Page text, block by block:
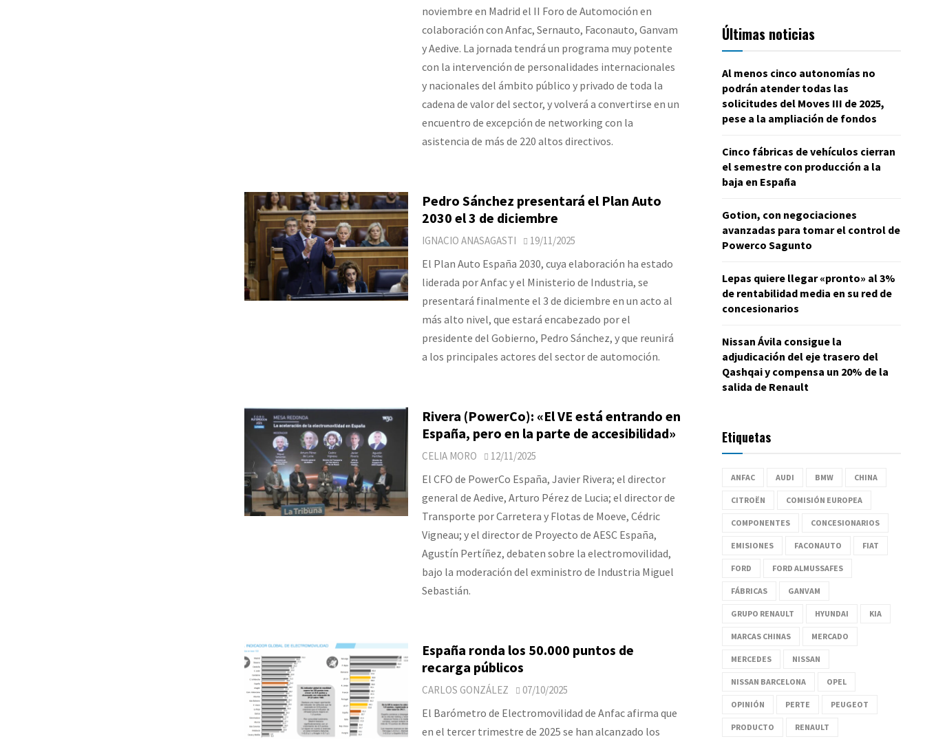
noviembre en Madrid el II Foro de Automoción en
colaboración con Anfac, Sernauto, Faconauto, Ganvam
y Aedive. La jornada tendrá un programa muy potente
con la intervención de personalidades internacionales
y nacionales del ámbito público y privado de toda la
cadena de valor del sector, y volverá a convertirse en un
encuentro de excepción de networking con la
asistencia de más de 220 altos directivos.
Pedro Sánchez presentará el Plan Auto
2030 el 3 de diciembre
IGNACIO ANASAGASTI 19/11/2025
El Plan Auto España 2030, cuya elaboración ha estado
liderada por Anfac y el Ministerio de Industria, se
presentará finalmente el 3 de diciembre en un acto al
más alto nivel, que estará encabezado por el
presidente del Gobierno, Pedro Sánchez, y que reunirá
a los principales actores del sector de automoción.
Rivera (PowerCo): «El VE está entrando en
España, pero en la parte de accesibilidad»
CELIA MORO 12/11/2025
El CFO de PowerCo España, Javier Rivera; el director
general de Aedive, Arturo Pérez de Lucia; el director de
Transporte por Carretera y Flotas de Moeve, Cédric
Vigneau; y el director de Proyecto de AESC España,
Agustín Pertíñez, debaten sobre la electromovilidad,
bajo la moderación del exministro de Industria Miguel
Sebastián.
España ronda los 50.000 puntos de
recarga públicos
CARLOS GONZÁLEZ 07/10/2025
El Barómetro de Electromovilidad de Anfac afirma que
en el tercer trimestre de 2025 se han alcanzado los
Últimas noticias
Al menos cinco autonomías no
podrán atender todas las
solicitudes del Moves III de 2025,
pese a la ampliación de fondos
Cinco fábricas de vehículos cierran
el semestre con producción a la
baja en España
Gotion, con negociaciones
avanzadas para tomar el control de
Powerco Sagunto
Lepas quiere llegar «pronto» al 3%
de rentabilidad media en su red de
concesionarios
Nissan Ávila consigue la
adjudicación del eje trasero del
Qashqai y compensa un 20% de la
salida de Renault
Etiquetas
ANFAC AUDI BMW CHINA
CITROËN COMISIÓN EUROPEA
COMPONENTES CONCESIONARIOS
EMISIONES FACONAUTO FIAT
FORD FORD ALMUSSAFES
FÁBRICAS GANVAM
GRUPO RENAULT HYUNDAI KIA
MARCAS CHINAS MERCADO
MERCEDES NISSAN
NISSAN BARCELONA OPEL
OPINIÓN PERTE PEUGEOT
PRODUCTO RENAULT